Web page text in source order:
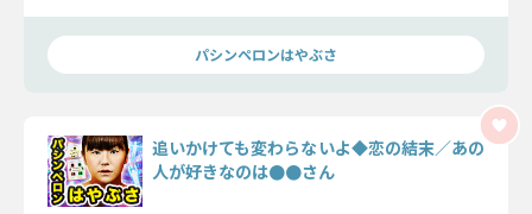
かにします。
パシンペロンはやぶさ
追いかけても変わらないよ◆恋の結末／あの
人が好きなのは●●さん